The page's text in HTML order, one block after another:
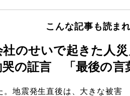
こんな記事も読ま
社のせいで起きた人
哭の証言 「最後の言
地震発生直後は、大きな被害